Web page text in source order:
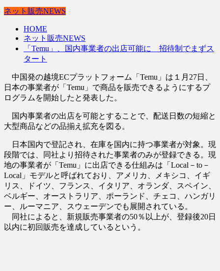
ネット販売NEWS
HOME
ネット販売NEWS
「Temu」、国内事業者の出店可能に 招待制でまずス
タート
中国発の越境ECプラットフォーム「Temu」は１月27日、
日本の事業者が「Temu」で商品を販売できるようにするプ
ログラムを開始したと発表した。
国内事業者の出店を可能とすることで、配送日数の短縮と
大型商品などの品揃え拡充を図る。
日本国内で登記され、在庫を国内に持つ事業者が対象。現
段階では、同社より招待された事業者のみが登録できる。現
地の事業者が「Temu」に出店できる仕組みは「Local－to－
Local」モデルと呼ばれており、アメリカ、メキシコ、イギ
リス、ドイツ、フランス、イタリア、オランダ、スペイン、
ベルギー、オーストラリア、ポーランド、チェコ、ハンガリ
ー、ルーマニア、スウェーデンでも展開されている。
同社によると、新規販売事業者の50％以上が、登録後20日
以内に初回販売を達成しているという。